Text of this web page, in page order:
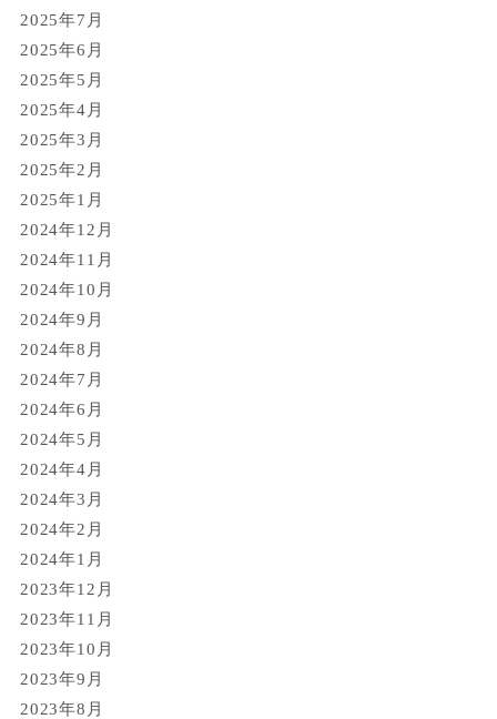
2025年7月
2025年6月
2025年5月
2025年4月
2025年3月
2025年2月
2025年1月
2024年12月
2024年11月
2024年10月
2024年9月
2024年8月
2024年7月
2024年6月
2024年5月
2024年4月
2024年3月
2024年2月
2024年1月
2023年12月
2023年11月
2023年10月
2023年9月
2023年8月